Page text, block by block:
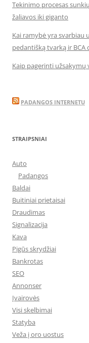
Tekinimo procesas
žaliavos iki giganto
Kai ramybė yra svarbiau
pedantišką tvarką ir BCA
Kaip pagerinti užsakymų
PADANGOS INTERNETU
STRAIPSNIAI
Auto
Padangos
Baldai
Buitiniai prietaisai
Draudimas
Signalizacija
Kava
Pigūs skrydžiai
Bankrotas
SEO
Annonser
Įvairovės
Visi skelbimai
Statyba
Veža į oro uostus